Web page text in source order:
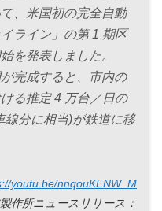
、米国初の完全自動
ライン」の第 1 期区
を発表しました。
完成すると、市内の
る推定 4 万台／日の
線分に相当)が鉄道に移
youtu.be/nnqouKENW_M
作所ニュースリリース：